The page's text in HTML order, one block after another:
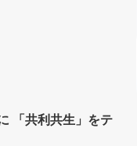
「共利共生」をテ